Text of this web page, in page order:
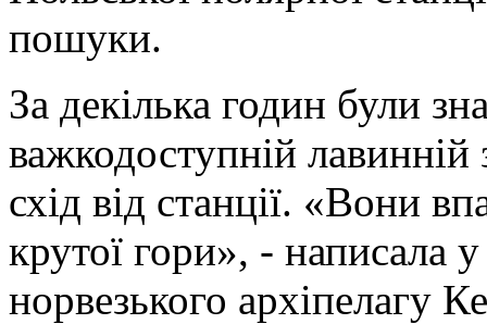
пошуки.
За декілька годин були
важкодоступній
схід від станції. «Вони
крутої гори», - написала
норвезького архіпелагу